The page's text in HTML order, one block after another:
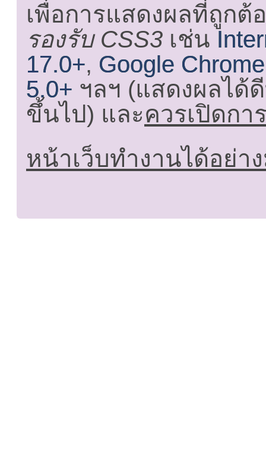
เพื่อการแสดงผลที่ถูกต้
รองรับ CSS3 เช่น
17.0+, Google
5.0+ ฯลฯ (แสดงผลได้
ขึ้นไป) และควรเปิดกา
หน้าเว็บทำงานได้อย่า